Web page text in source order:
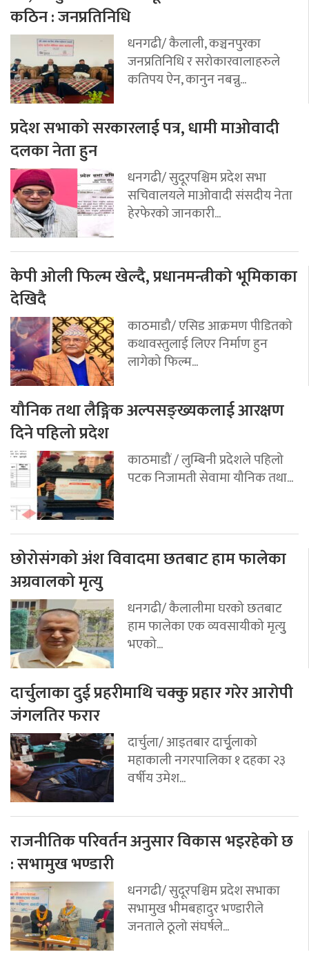
कठिन : जनप्रतिनिधि
धनगढी/ कैलाली, कञ्चनपुरका
जनप्रतिनिधि र सरोकारवालाहरुले
कतिपय ऐन, कानुन नबन्नु...
प्रदेश सभाको सरकारलाई पत्र, धामी माओवादी
दलका नेता हुन
धनगढी/ सुदूरपश्चिम प्रदेश सभा
सचिवालयले माओवादी संसदीय नेता
हेरफेरको जानकारी...
केपी ओली फिल्म खेल्दै, प्रधानमन्त्रीको भूमिकाका
देखिदै
काठमाडौ/ एसिड आक्रमण पीडितको
कथावस्तुलाई लिएर निर्माण हुन
लागेको फिल्म...
यौनिक तथा लैङ्गिक अल्पसङ्ख्यकलाई आरक्षण
दिने पहिलो प्रदेश
काठमाडौं / लुम्बिनी प्रदेशले पहिलो
पटक निजामती सेवामा यौनिक तथा...
छोरोसंगको अंश विवादमा छतबाट हाम फालेका
अग्रवालको मृत्यु
धनगढी/ कैलालीमा घरको छतबाट
हाम फालेका एक व्यवसायीको मृत्युु
भएको...
दार्चुलाका दुई प्रहरीमाथि चक्कु प्रहार गरेर आरोपी
जंगलतिर फरार
दार्चुला/ आइतबार दार्चुृलाको
महाकाली नगरपालिका १ दहका २३
वर्षीय उमेश...
राजनीतिक परिवर्तन अनुसार विकास भइरहेको छ
: सभामुख भण्डारी
धनगढी/ सुदूरपश्चिम प्रदेश सभाका
सभामुख भीमबहादुर भण्डारीले
जनताले ठूलो संघर्षले...